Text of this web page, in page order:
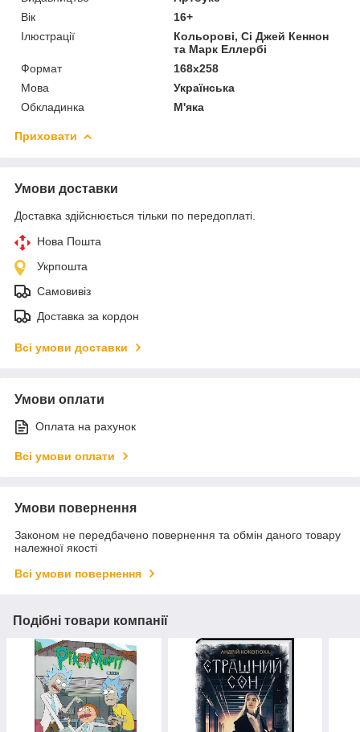
Вік
16+
Ілюстрації
Кольорові, Сі Джей Кеннон
та Марк Еллербі
Формат
168х258
Мова
Українська
Обкладинка
М'яка
Приховати
Умови доставки
Доставка здійснюється тільки по передоплаті.
Нова Пошта
Укрпошта
Самовивіз
Доставка за кордон
Всі умови доставки
Умови оплати
Оплата на рахунок
Всі умови оплати
Умови повернення
Законом не передбачено повернення та обмін даного товару
належної якості
Всі умови повернення
Подібні товари компанії